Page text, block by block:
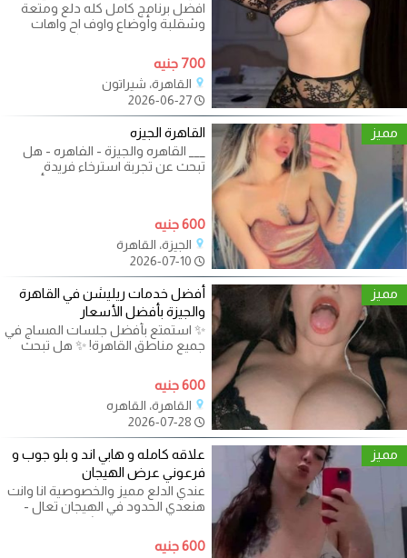
افضل برنامج كامل كله دلع ومتعة
وشقلبة وأوضاع واوف اح واهات
وعلاقة امامي وخلفي وكل اللي
نفسك في
700 جنيه
القاهرة، شيراتون
2026-06-27
مميز القاهرة الجيزه
___ القاهره والجيزة - الفاهره - هل
تبحث عن تجربة استرخاء فريدة
600 جنيه
الجيزة، القاهرة
مميز
أفضل خدمات ريليشن في القاهرة
والجيزة بأفضل الأسعار
✨ استمتع بأفضل جلسات المساج في
جميع مناطق القاهرة! ✨ هل تبحث
600 جنيه
القاهرة، القاهره
مميز
علاقه كامله و هابي اند و بلو جوب و
فرعوني عرض الهيجان
عندي الدلع مميز والخصوصية انا وانت
هنعدي الحدود في الهيجان تعال -
الدقي المهندسين الشيخ زايد
600 جنيه